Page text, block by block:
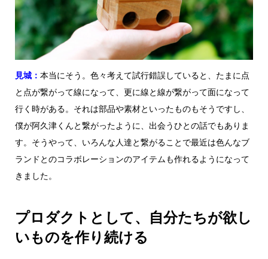
見城： 本当にそう。色々考えて試行錯誤していると、たまに点
と点が繋がって線になって、更に線と線が繋がって面になって
行く時がある。それは部品や素材といったものもそうですし、
僕が阿久津くんと繋がったように、出会うひとの話でもありま
す。そうやって、いろんな人達と繋がることで最近は色んなブ
ランドとのコラボレーションのアイテムも作れるようになって
きました。
プロダクトとして、自分たちが欲し
いものを作り続ける